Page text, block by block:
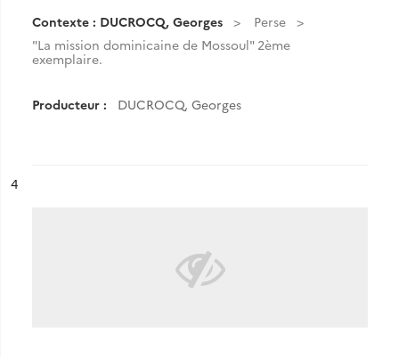
Contexte : DUCROCQ, Georges
Perse
"La mission dominicaine de Mossoul" 2ème
exemplaire.
Producteur : DUCROCQ, Georges
n°
4